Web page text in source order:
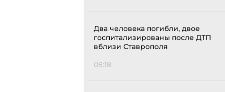
Два человека погибли, двое
госпитализированы после ДТП
вблизи Ставрополя
08:18